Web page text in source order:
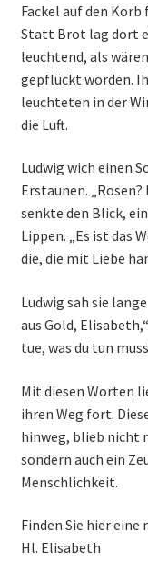
Fackel auf den
Statt Brot lag dort
leuchtend, als
gepflückt worden.
leuchteten in der
die Luft.
Ludwig wich einen
Erstaunen.
senkte den Blick,
Lippen. „Es ist das
die, die mit Liebe
Ludwig sah sie
aus Gold,
tue, was du tun
Mit diesen Worten
ihren Weg fort.
hinweg, blieb nicht
sondern auch ein
Menschlichkeit.
Finden Sie hier
Hl. Elisabeth